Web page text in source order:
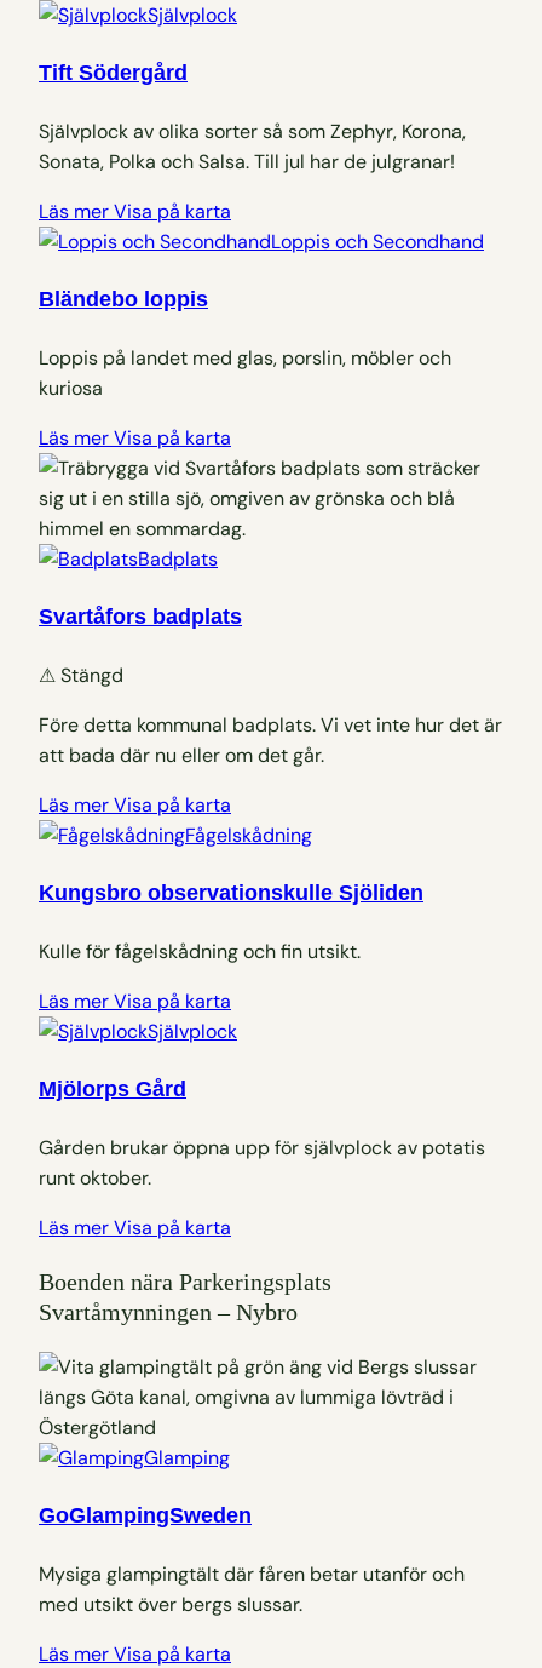
Självplock
Tift Södergård
Självplock av olika sorter så som Zephyr, Korona,
Sonata, Polka och Salsa. Till jul har de julgranar!
Läs merVisa på karta
Loppis och Secondhand
Bländebo loppis
Loppis på landet med glas, porslin, möbler och
kuriosa
Läs merVisa på karta
Badplats
Svartåfors badplats
⚠Stängd
Före detta kommunal badplats. Vi vet inte hur det är
att bada där nu eller om det går.
Läs merVisa på karta
Fågelskådning
Kungsbro observationskulle Sjöliden
Kulle för fågelskådning och fin utsikt.
Läs merVisa på karta
Självplock
Mjölorps Gård
Gården brukar öppna upp för självplock av potatis
runt oktober.
Läs merVisa på karta
Boenden nära Parkeringsplats
Svartåmynningen – Nybro
Glamping
GoGlampingSweden
Mysiga glampingtält där fåren betar utanför och
med utsikt över bergs slussar.
Läs merVisa på karta